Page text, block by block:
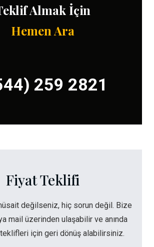
Almak İçin
Hemen Ara
259 2821
Fiyat Teklifi
değilseniz, hiç sorun değil. Bize
mail üzerinden ulaşabilir ve anında
için geri dönüş alabilirsiniz.